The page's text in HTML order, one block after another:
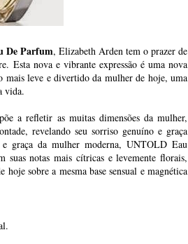
De Parfum, Elizabeth Arden tem o prazer de
Esta nova e vibrante expressão é uma nova
leve e divertido da mulher de hoje, uma
vida.
a refletir as muitas dimensões da mulher,
revelando seu sorriso genuíno e graça
graça da mulher moderna, UNTOLD Eau
suas notas mais cítricas e levemente florais,
sobre a mesma base sensual e magnética